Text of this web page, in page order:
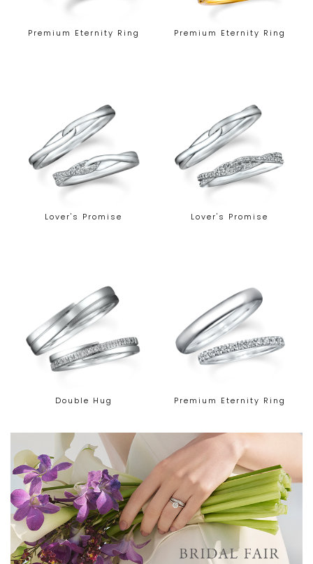
Premium Eternity Ring Premium Eternity Ring
Lover's Promise Lover's Promise
Double Hug Premium Eternity Ring